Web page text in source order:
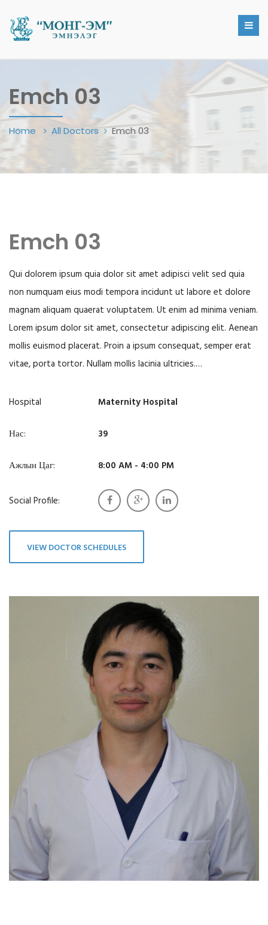
Emch 03
Home All Doctors Emch 03
Emch 03
Qui dolorem ipsum quia dolor sit amet adipisci velit sed quia
non numquam eius modi tempora incidunt ut labore et dolore
magnam aliquam quaerat voluptatem. Ut enim ad minima veniam.
Lorem ipsum dolor sit amet, consectetur adipiscing elit. Aenean
mollis euismod placerat. Proin a ipsum consequat, semper erat
vitae, porta tortor. Nullam mollis lacinia ultricies.…
Hospital Maternity Hospital
Нас: 39
Ажлын Цаг: 8:00 AM - 4:00 PM
Social Profile:
VIEW DOCTOR SCHEDULES